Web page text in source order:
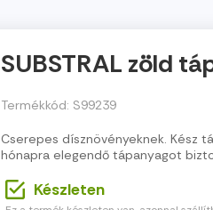
SUBSTRAL zöld
Termékkód: S99239
Cserepes dísznövényeknek. Kész
hónapra elegendő tápanyagot
Készleten